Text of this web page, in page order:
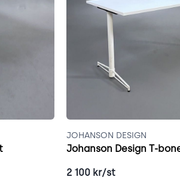
JOHANSON DESIGN
Johanson Design T-
2 100 kr/st